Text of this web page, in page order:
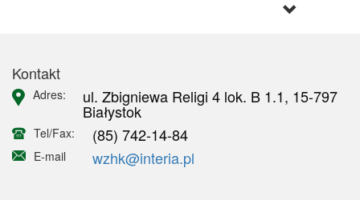
Kontakt
Adres: ul. Zbigniewa Religi 4 lok. B 1.1, 15-797
Białystok
Tel/Fax: (85) 742-14-84
E-mail wzhk@interia.pl